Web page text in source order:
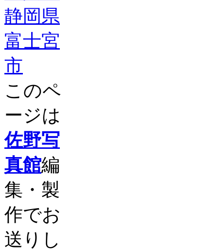
このペ
ージは
佐野写
真館編
集・製
作でお
送りし